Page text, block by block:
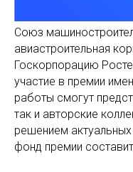
Союз
авиастроительная
Госкорпорацию
участие в премии
работы смогут
так и авторские
решением
фонд премии